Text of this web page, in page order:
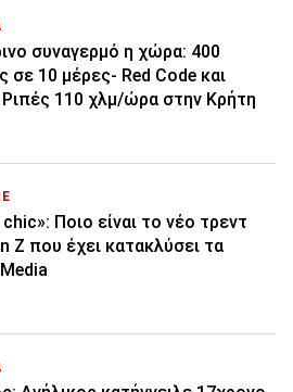
συναγερμό η χώρα: 400
σε 10 μέρες- Red Code και
Ριπές 110 χλμ/ώρα στην Κρήτη
Ποιο είναι το νέο τρεντ
Z που έχει κατακλύσει τα